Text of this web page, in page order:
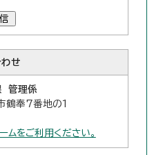
せ
管理係
奉7番地の1
ムをご利用ください。